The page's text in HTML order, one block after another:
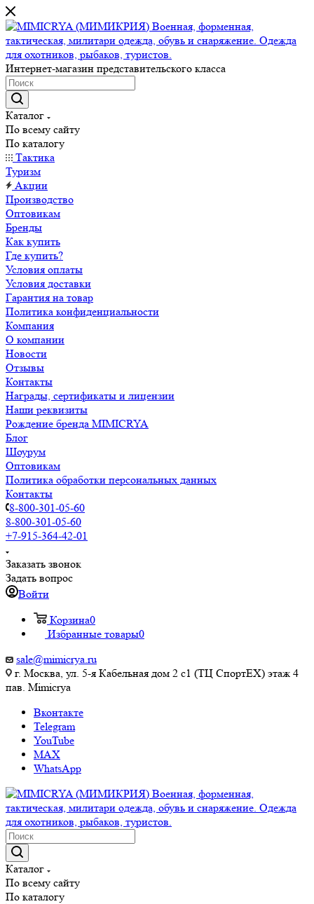
Интернет-магазин представительского класса
Каталог
По всему сайту
По каталогу
Тактика
Туризм
Акции
Производство
Оптовикам
Бренды
Как купить
Где купить?
Условия оплаты
Условия доставки
Гарантия на товар
Политика конфиденциальности
Компания
О компании
Новости
Отзывы
Контакты
Награды, сертификаты и лицензии
Наши реквизиты
Рождение бренда MIMICRYA
Блог
Шоурум
Оптовикам
Политика обработки персональных данных
Контакты
8-800-301-05-60
8-800-301-05-60
+7-915-364-42-01
Заказать звонок
Задать вопрос
Войти
Корзина0
Избранные товары0
sale@mimicrya.ru
г. Москва, ул. 5-я Кабельная дом 2 с1 (ТЦ СпортEX) этаж 4
пав. Mimicrya
Вконтакте
Telegram
YouTube
MAX
WhatsApp
Каталог
По всему сайту
По каталогу